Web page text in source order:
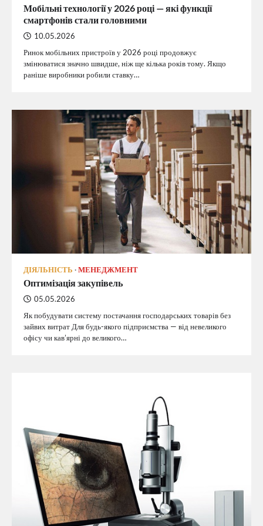
Мобільні технології у 2026 році — які функції
смартфонів стали головними
10.05.2026
Ринок мобільних пристроїв у 2026 році продовжує
змінюватися значно швидше, ніж ще кілька років тому. Якщо
раніше виробники робили ставку…
ДІЯЛЬНІСТЬ МЕНЕДЖМЕНТ
Оптимізація закупівель
05.05.2026
Як побудувати систему постачання господарських товарів без
зайвих витрат Для будь-якого підприємства — від невеликого
офісу чи кав’ярні до великого…